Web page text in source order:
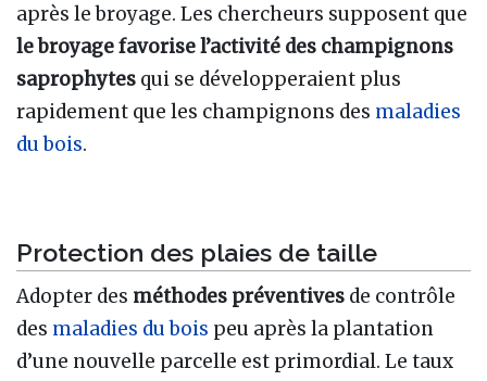
après le broyage. Les chercheurs supposent que
le broyage favorise l’activité des champignons
saprophytes qui se développeraient plus
rapidement que les champignons des maladies
du bois.
Protection des plaies de taille
Adopter des méthodes préventives de contrôle
des maladies du bois peu après la plantation
d’une nouvelle parcelle est primordial. Le taux